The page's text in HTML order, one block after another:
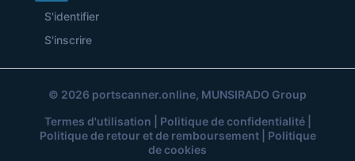
S'identifier
S'inscrire
© 2026 portscanner.online, MUNSIRADO Group
Termes d'utilisation
Politique de confidentialité|
Politique de retour et de remboursement| Politique
de cookies